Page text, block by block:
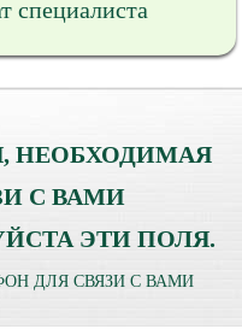
специалиста
НЕОБХОДИМАЯ
С ВАМИ
ЭТИ ПОЛЯ.
ДЛЯ СВЯЗИ С ВАМИ